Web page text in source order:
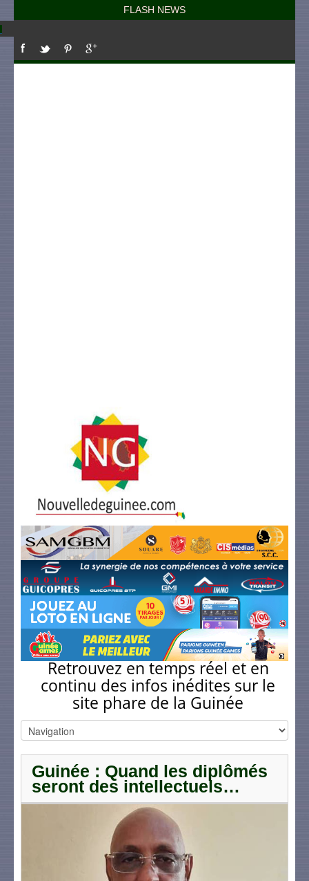
FLASH NEWS
Retrouvez en temps réel et en
continu des infos inédites sur le
site phare de la Guinée
Guinée : Quand les diplômés
seront des intellectuels…